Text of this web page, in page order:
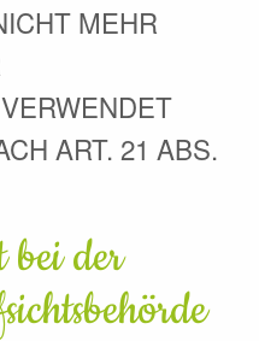
MEHR
ART. 21 ABS.
bei der